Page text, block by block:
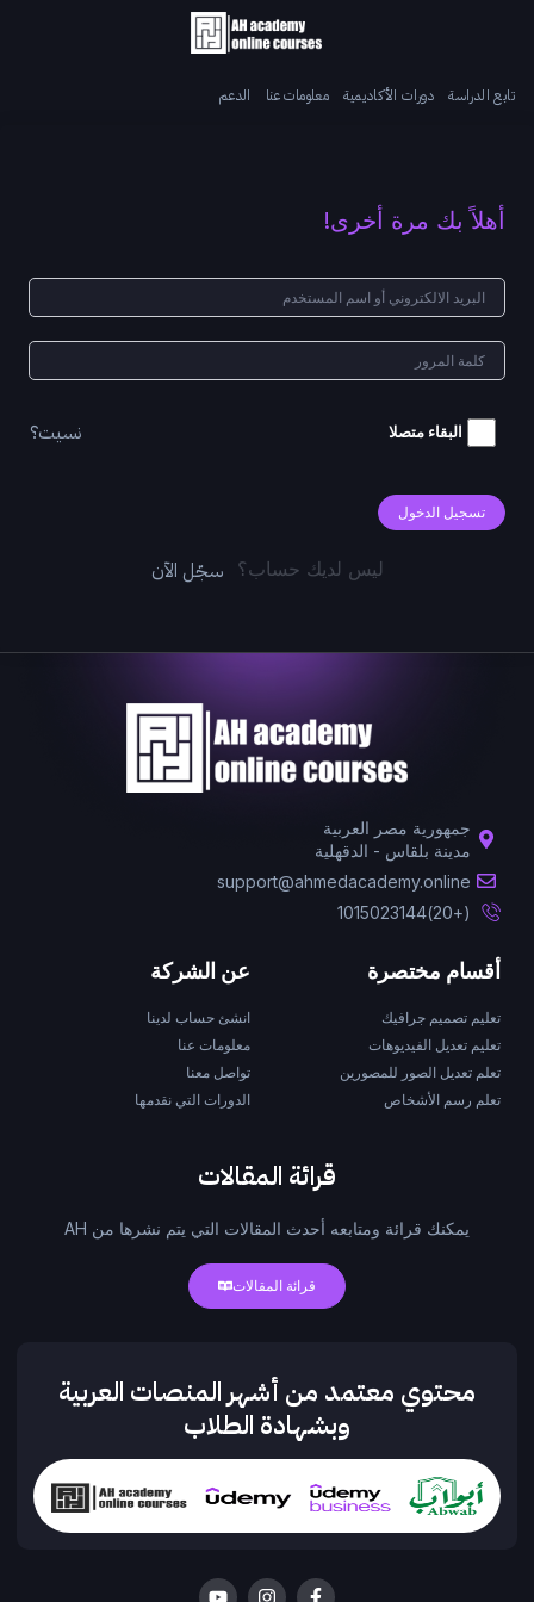
تابع الدراسة دورات الأكاديمية معلومات عنا الدعم
أهلاً بك مرة أخرى!
البقاء متصلا نسيت؟
تسجيل الدخول
ليس لديك حساب؟ سجّل الآن
جمهورية مصر العربية
مدينة بلقاس - الدقهلية
support@ahmedacademy.online
(+20)1015023144
أقسام مختصرة
تعليم تصميم جرافيك
تعليم تعديل الفيديوهات
تعلم تعديل الصور للمصورين
تعلم رسم الأشخاص
عن الشركة
انشئ حساب لدينا
معلومات عنا
تواصل معنا
الدورات التي نقدمها
قرائة المقالات
يمكنك قرائة ومتابعه أحدث المقالات التي يتم نشرها من AH
قرائة المقالات
محتوي معتمد من أشهر المنصات العربية
وبشهادة الطلاب